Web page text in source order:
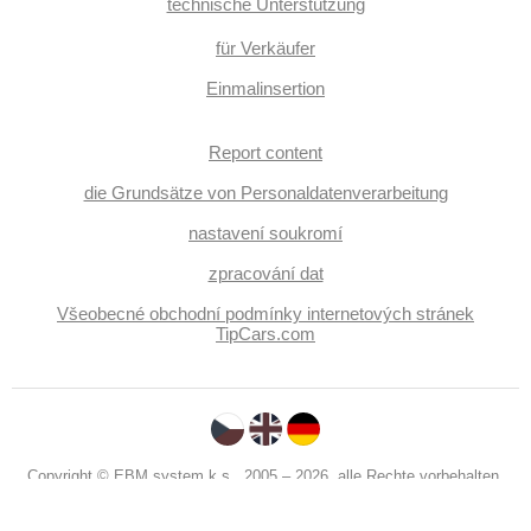
Frontmassagesitze, odvětrávaná sedadla, höheneinstellbare
Sitze, paměť nastavení sedadla řidiče, Positionssitze,
Reifendrucksensor, Abnutzungssensor des Bremsbelages,
Vorderlichter LED, Heck LED Leuchte, autom. Aktivation der
Warnflutlicht, Nebelscheinwerfer, Start-Stop System, USB,
Teilbare Rücksitzbank, zadní loketní opěrka,
Längssitzvorschub, el. tažné zařízení, digitální přístrojová
technische Unterstützung
für Verkäufer
Einmalinsertion
Report content
die Grundsätze von Personaldatenverarbeitung
nastavení soukromí
zpracování dat
Všeobecné obchodní podmínky internetových stránek
TipCars.com
Copyright © EBM system k.s., 2005 – 2026, alle Rechte vorbehalten.